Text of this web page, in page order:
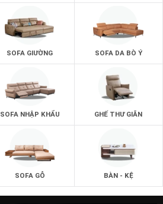
SOFA GIƯỜNG SOFA DA BÒ Ý
SOFA NHẬP KHẨU GHẾ THƯ GIÃN
SOFA GỖ BÀN - KỆ